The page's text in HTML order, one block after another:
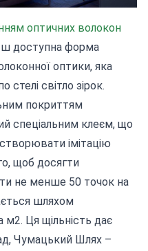
оптичних волокон
доступна форма
оптики, яка
світло зірок.
покриттям
спеціальним клеєм, що
імітацію
щоб досягти
не менше 50 точок на
шляхом
Ця щільність дає
Чумацький Шлях –